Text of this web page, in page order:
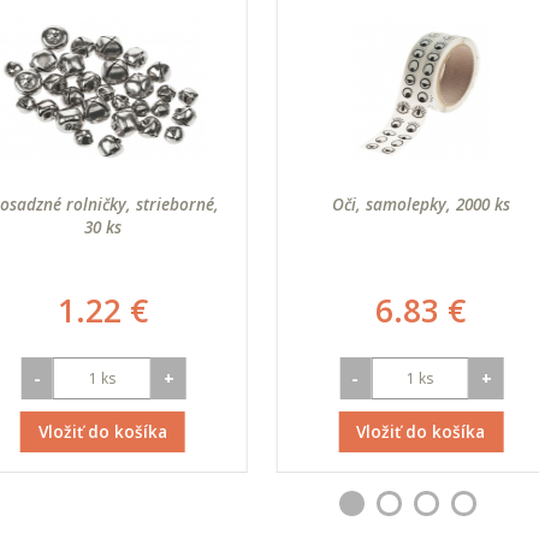
rolničky, strieborné,
30 ks
1.22 €
- +
Vložiť do košíka
Oči, samolepky, 2000 ks
6.83 €
- +
Vložiť do košíka